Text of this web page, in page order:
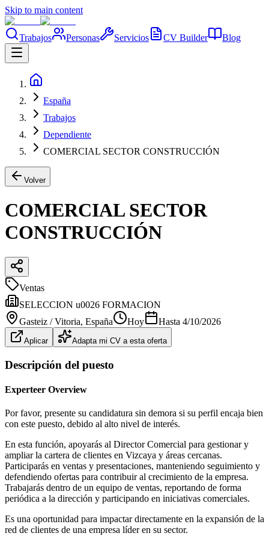
Skip to main content
Trabajos Personas Servicios CV Builder Blog
España
Trabajos
Dependiente
COMERCIAL SECTOR CONSTRUCCIÓN
Volver
COMERCIAL SECTOR
CONSTRUCCIÓN
Ventas
SELECCION u0026 FORMACION
Gasteiz / Vitoria, España Hoy Hasta 4/10/2026
Aplicar Adapta mi CV a esta oferta
Descripción del puesto
Experteer Overview
Por favor, presente su candidatura sin demora si su perfil encaja bien
con este puesto, debido al alto nivel de interés.
En esta función, apoyarás al Director Comercial para gestionar y
ampliar la cartera de clientes en Vizcaya y áreas cercanas.
Participarás en ventas y presentaciones, manteniendo seguimiento y
defendiendo ofertas para contribuir al crecimiento de la empresa.
Trabajarás dentro de un equipo de ventas, reportando de forma
periódica a la dirección y participando en iniciativas comerciales.
Es una oportunidad para impactar directamente en la expansión de la
red de clientes de una empresa líder en su sector.